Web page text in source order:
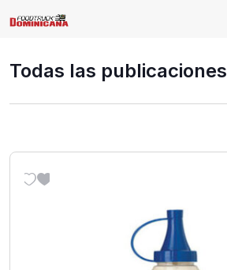
Todas las publicaciones